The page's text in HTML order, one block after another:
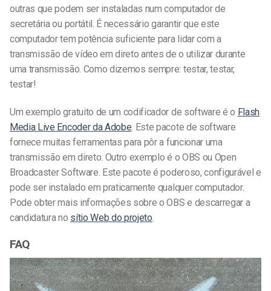
outras que podem ser instaladas num computador de
secretária ou portátil. É necessário garantir que este
computador tem potência suficiente para lidar com a
transmissão de vídeo em direto antes de o utilizar durante
uma transmissão. Como dizemos sempre: testar, testar,
testar!
Um exemplo gratuito de um codificador de software é o Flash
Media Live Encoder da Adobe . Este pacote de software
fornece muitas ferramentas para pôr a funcionar uma
transmissão em direto. Outro exemplo é o OBS ou Open
Broadcaster Software. Este pacote é poderoso, configurável e
pode ser instalado em praticamente qualquer computador.
Pode obter mais informações sobre o OBS e descarregar a
candidatura no sítio Web do projeto
FAQ